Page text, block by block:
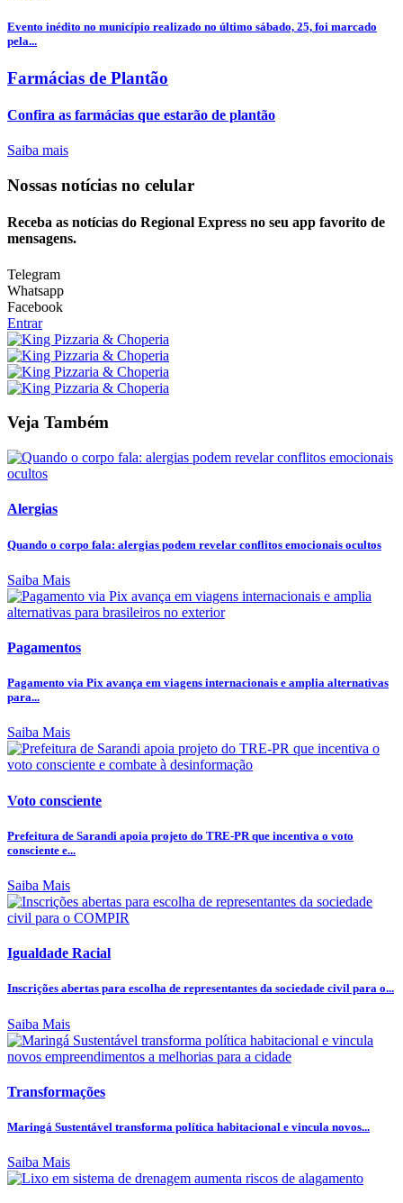
Evento inédito no município realizado no último sábado, 25, foi marcado
pela...
Farmácias de Plantão
Confira as farmácias que estarão de plantão
Saiba mais
Nossas notícias no celular
Receba as notícias do Regional Express no seu app favorito de
mensagens.
Telegram
Whatsapp
Facebook
Entrar
Veja Também
Alergias
Quando o corpo fala: alergias podem revelar conflitos emocionais ocultos
Saiba Mais
Pagamentos
Pagamento via Pix avança em viagens internacionais e amplia alternativas
para...
Saiba Mais
Voto consciente
Prefeitura de Sarandi apoia projeto do TRE-PR que incentiva o voto
consciente e...
Saiba Mais
Igualdade Racial
Inscrições abertas para escolha de representantes da sociedade civil para o...
Saiba Mais
Transformações
Maringá Sustentável transforma política habitacional e vincula novos...
Saiba Mais